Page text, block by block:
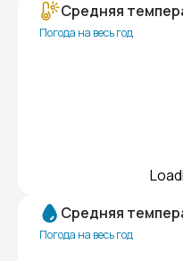
Средняя
Погода на весь год
Средняя
Погода на весь год